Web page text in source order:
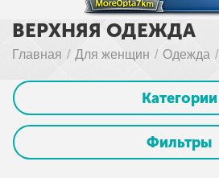
ВЕРХНЯЯ ОДЕЖДА
Главная / Для женщин / Одежда /
Категории
Фильтры